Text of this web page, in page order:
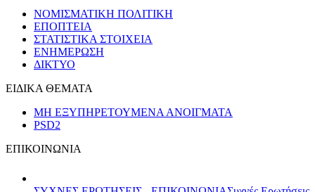
ΝΟΜΙΣΜΑΤΙΚΗ ΠΟΛΙΤΙΚΗ
ΕΠΟΠΤΕΙΑ
ΣΤΑΤΙΣΤΙΚΑ ΣΤΟΙΧΕΙΑ
ΕΝΗΜΕΡΩΣΗ
ΔΙΚΤΥΟ
ΕΙΔΙΚΑ ΘΕΜΑΤΑ
ΜΗ ΕΞΥΠΗΡΕΤΟΥΜΕΝΑ ΑΝΟΙΓΜΑΤΑ
PSD2
ΕΠΙΚΟΙΝΩΝΙΑ